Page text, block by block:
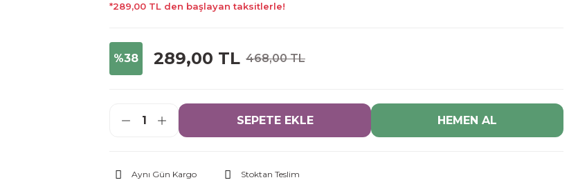
*289,00 TL den başlayan taksitlerle!
%38 289,00 TL 468,00 TL
SEPETE EKLE HEMEN AL
Aynı Gün Kargo Stoktan Teslim